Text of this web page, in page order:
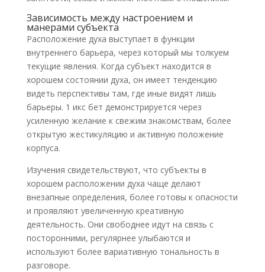
Зависимость между настроением и
манерами субъекта
Расположение духа выступает в функции
внутреннего барьера, через который мы толкуем
текущие явления. Когда субъект находится в
хорошем состоянии духа, он имеет тенденцию
видеть перспективы там, где иные видят лишь
барьеры. 1 икс бет демонстрируется через
усиленную желание к свежим знакомствам, более
открытую жестикуляцию и активную положение
корпуса.
Изучения свидетельствуют, что субъекты в
хорошем расположении духа чаще делают
внезапные определения, более готовы к опасности
и проявляют увеличенную креативную
деятельность. Они свободнее идут на связь с
посторонними, регулярнее улыбаются и
используют более вариативную тональность в
разговоре.